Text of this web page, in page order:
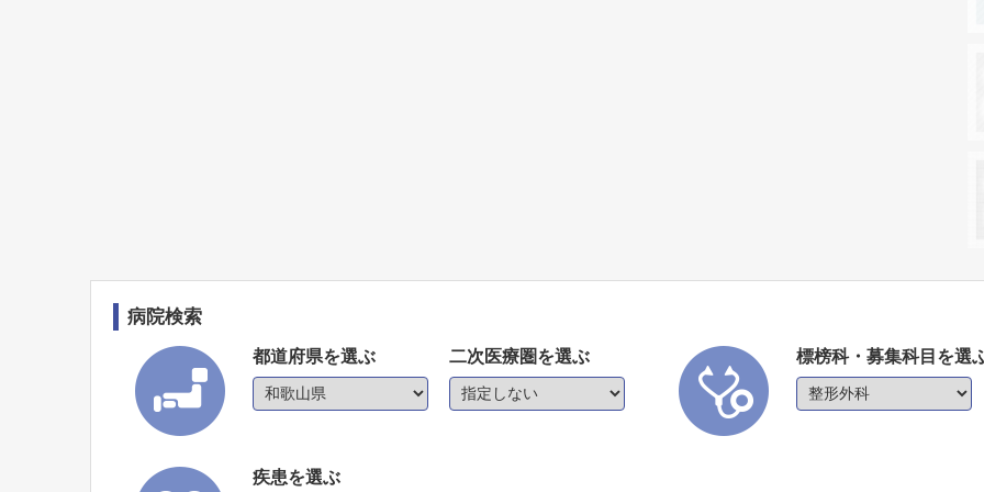
病院検索
都道府県を選ぶ 二次医療圏を選ぶ 標榜科・募集科目を選
疾患を選ぶ